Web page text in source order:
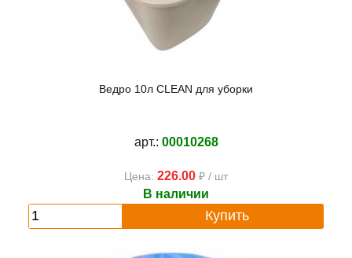
Ведро 10л CLEAN для уборки
арт.: 00010268
Цена: 226.00 ₽ / шт
В наличии
Купить